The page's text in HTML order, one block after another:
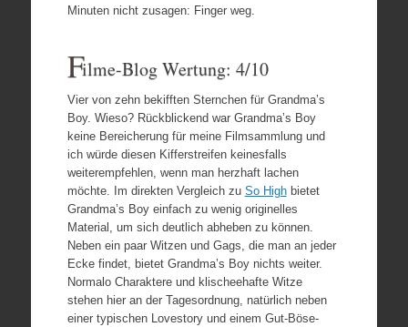
Minuten nicht zusagen: Finger weg.
Filme-Blog Wertung: 4/10
Vier von zehn bekifften Sternchen für Grandma’s
Boy. Wieso? Rückblickend war Grandma’s Boy
keine Bereicherung für meine Filmsammlung und
ich würde diesen Kifferstreifen keinesfalls
weiterempfehlen, wenn man herzhaft lachen
möchte. Im direkten Vergleich zu So Highbietet
Grandma’s Boy einfach zu wenig originelles
Material, um sich deutlich abheben zu können.
Neben ein paar Witzen und Gags, die man an jeder
Ecke findet, bietet Grandma’s Boy nichts weiter.
Normalo Charaktere und klischeehafte Witze
stehen hier an der Tagesordnung, natürlich neben
einer typischen Lovestory und einem Gut-Böse-